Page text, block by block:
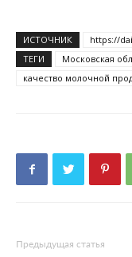
ИСТОЧНИК
https://
ТЕГИ
Московская
качество молочной
Предыдущая статья